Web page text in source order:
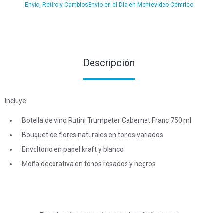
Envío, Retiro y Cambios Envío en el Día en Montevideo Céntrico
Descripción
Incluye:
Botella de vino Rutini Trumpeter Cabernet Franc 750 ml
Bouquet de flores naturales en tonos variados
Envoltorio en papel kraft y blanco
Moña decorativa en tonos rosados y negros